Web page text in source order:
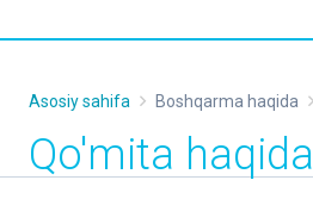
Asosiy sahifa Boshqarma haqida
Qo'mita haqida